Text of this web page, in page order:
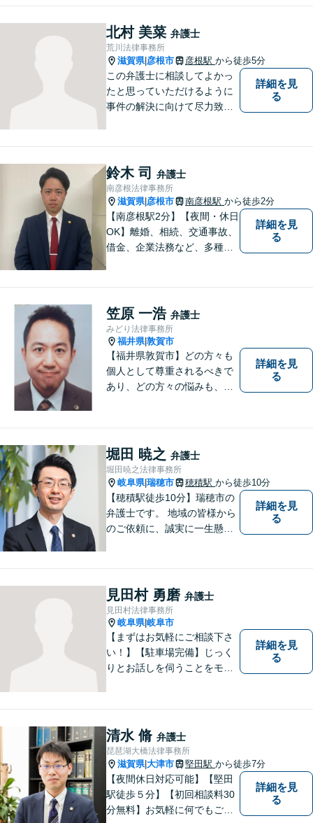
b面談OK】
北村 美菜 弁護士
荒川法律事務所
滋賀県| 彦根市 彦根駅 から徒歩5分
この弁護士に相談してよかっ
たと思っていただけるように
事件の解決に向けて尽力致し
詳細を見
る
鈴木 司 弁護士
南彦根法律事務所
滋賀県| 彦根市 南彦根駅 から徒歩2分
【南彦根駅2分】【夜間・休日
OK】離婚、相続、交通事故、
借金、企業法務など、多種多
をモットーに、皆様それぞれ
に合った解決を図ってまいり
ます。お気軽にご相談くださ
い。
詳細を見
る
笠原 一浩 弁護士
みどり法律事務所
福井県|敦賀市
【福井県敦賀市】どの方々も
個人として尊重されるべきで
あり、どの方々の悩みも、そ
す。 また、言葉の壁や専門知
識の壁も越えて、解決が図ら
れる必要があります。
詳細を見
る
堀田 暁之 弁護士
堀田暁之法律事務所
岐阜県|瑞穂市 穂積駅 から徒歩10分
【穂積駅徒歩10分】瑞穂市の
弁護士です。 地域の皆様から
のご依頼に、誠実に一生懸命
はじめとする民事事件に対応
してきました。お気軽にお電
話ください【駐車場完備】
詳細を見
る
見田村 勇磨 弁護士
見田村法律事務所
岐阜県|岐阜市
【まずはお気軽にご相談下さ
い！】【駐車場完備】じっく
りとお話しを伺うことをモッ
詳細を見
る
清水 脩 弁護士
琵琶湖大橋法律事務所
滋賀県|大津市 堅田駅 から徒歩7分
【夜間休日対応可能】【堅田
駅徒歩５分】【初回相談料30
分無料】お気軽に何でもご相
詳細を見
る